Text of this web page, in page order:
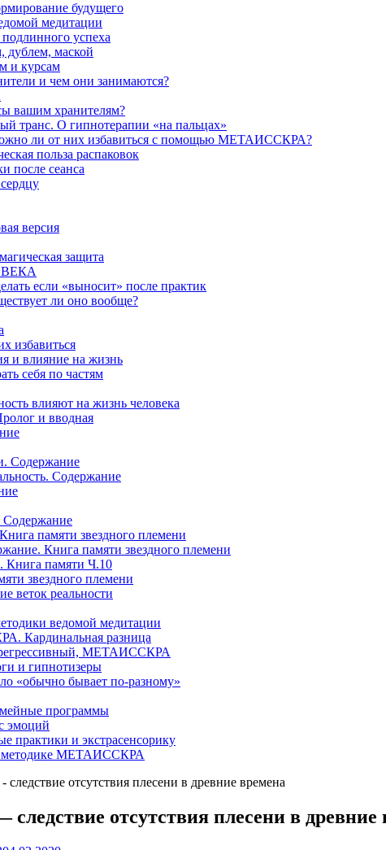
будущего
медитации
успеха
дублем, маской
и курсам
и чем они занимаются?
вашим хранителям?
транс. О гипнотерапии «на пальцах»
ли от них избавиться с помощью МЕТАИССКРА?
польза распаковок
после сеанса
версия
защита
если «выносит» после практик
ли оно вообще?
избавиться
и влияние на жизнь
себя по частям
влияют на жизнь человека
и вводная
Содержание
Содержание
Содержание
памяти звездного племени
Книга памяти звездного племени
Книга памяти Ч.10
звездного племени
веток реальности
ведомой медитации
Кардинальная разница
регрессивный, МЕТАИССКРА
и гипнотизеры
«обычно бывает по-разному»
программы
эмоций
практики и экстрасенсорику
методике МЕТАИССКРА
отсутствия плесени в древние времена
отсутствия плесени в древние